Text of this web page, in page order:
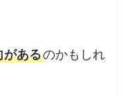
があるのかもしれ